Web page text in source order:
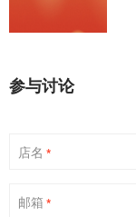
参与讨论
店名 *
邮箱 *